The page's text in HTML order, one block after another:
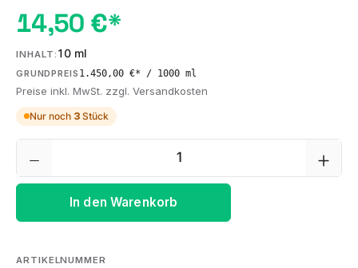
14,50 €*
INHALT: 10 ml
GRUNDPREIS 1.450,00 €* / 1000 ml
Preise inkl. MwSt. zzgl. Versandkosten
Nur noch 3 Stück
Produkt Anzahl: Gib den
In den Warenkorb
ARTIKELNUMMER